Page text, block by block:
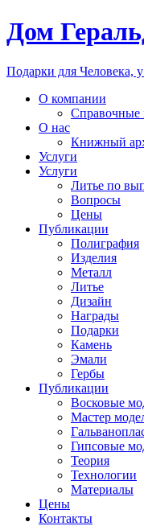
Дом
Подарки для Человека, у
О компании
Справочные
О нас
Книжный
Услуги
Услуги
Литье по
Вопросы
Цены
Публикации
Полиграфия
Изделия
Металл
Литье
Дизайн
Награды
Подарки
Камень
Эмали
Гербы
Публикации
Восковые
Мастер
Гипсовые
Теория
Технологии
Материалы
Цены
Контакты